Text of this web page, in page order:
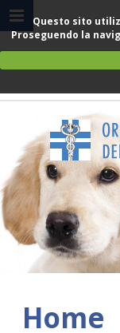
Questo sito
Proseguendo la
Home